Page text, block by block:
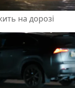
на дорозі